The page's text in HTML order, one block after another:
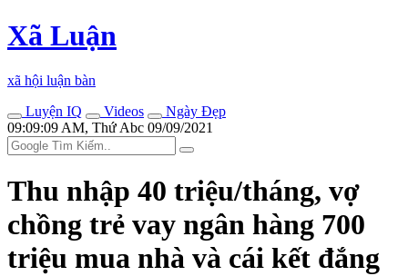
Xã Luận
xã hội luận bàn
Luyện IQ
Videos
Ngày Đẹp
09:09:09 AM, Thứ Abc 09/09/2021
Thu nhập 40 triệu/tháng, vợ
chồng trẻ vay ngân hàng 700
triệu mua nhà và cái kết đắng